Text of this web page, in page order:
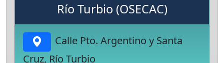
Río Turbio (OSECAC)
Calle Pto. Argentino y Santa
Cruz, Río Turbio